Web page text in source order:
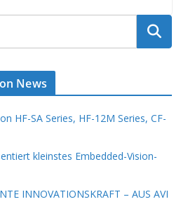
News
HF-SA Series, HF-12M Series, CF-
kleinstes Embedded-Vision-
INNOVATIONSKRAFT – AUS AVI